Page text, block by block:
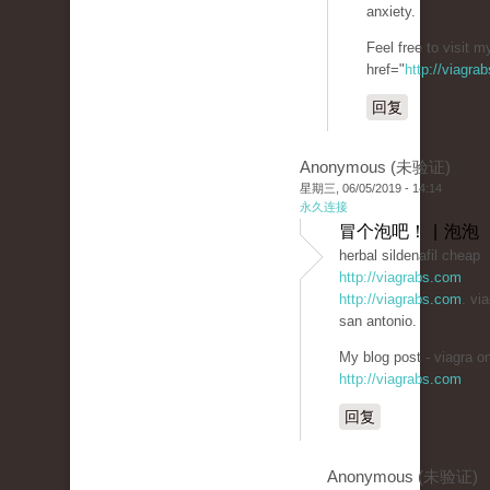
anxiety.
Feel free to visit
href=" http://
回复
Anonymous (未验证)
星期三, 06/05/2019 - 14:14
永久连接
冒个泡吧！ | 泡泡
herbal sildenafil cheap
http://viagrabs.com
http://viagrabs.com.
san antonio.
My blog post - viagra
http://viagrabs.com
回复
Anonymous (未验证)